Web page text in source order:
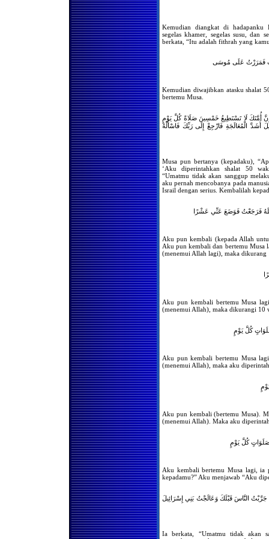
Shalat Jama'ah
Jika seorang musafir masuk
masjid di saat orang sedang
shalat jama'ah Isya' dan ia
belum shalat maghrib.
Bolehkah bagi kaum wanita
untuk berkunjung ke rumah
orang yang sedang terkena
musibah kematian,
kemudian melakukan shalat
jenazah berjama'ah dirumah
tersebut ?
Apabila seseorang tidak
melakukan shalat fardlu
selama 3 tahun tanpa uzur,
kemudian bertaubat , apakah
dia harus mengqodha shalat
tersebut ?
Apabila suatu jama'ah
melakukan shalat tidak
menghadap qiblah,
bagaimanakah hukumnya ?
Membangunkan Tamu
Untuk Shalat Shubuh
Doa-Doa Menjelang Azan
Shubuh
Bacaan Sebelum Imam Naik
Mimbar Pada Hari Jum'at
Shalat Tasbih
Hukum Wirid Secara
Jama'ah/Bersama-sama
Setelah Setiap Shalat Fardhu
Hukum Meninggalkan
Shalat Karena Sakit
Jika Telah Suci Saat Shalat
Ashar atau Isya, Apakah
Wajib Melaksanakan Shalat
Zhuhur dan Maghrib
Jika Wanita Mendapatkan
Kesuciannya di waktu Ashar
Apakah Ia Harus
Melaksanakan Shalat Zhuhur
Mendapatkan Haidh
Beberapa Saat Setelah Masuk
Waktu Shalat, Wajibkah
Mengqadha Shalat Tersebut
Setelah Suci
Urutan Shalat yang Diqadha
Seorang Wanita
Mendapatkan Kesuciannya
Beberapa Saat Sebelum
Terbenamnya Matahari,
Wajibkah Ia Melaksanakan
Shalat Zhuhur dan Ashar?
Keutamaan Shaf Wanita
Dalam Shalat Berjama'ah
Berkumpulnya Wanita Untuk
Shalat Tarawih
Bolehkah Seorang Wanita
Shalat Sendiri dibelakang
Shaf
Bolehkah kaum Wanita
Kemudian diangkat di hadapanku
segelas khamer, segelas susu, dan
berkata, “Itu adalah fithrah yang
فَمَرَرْتُ عَلَى مُوسَى
Kemudian diwajibkan atasku shalat
bertemu Musa.
أُمَّتَكَ لَا تَسْتَطِيعُ خَمْسِينَ صَلَاةً كُلَّ يَوْمٍ
أَشَدَّ الْمُعَالَجَةِ فَارْجِعْ إِلَى رَبِّكَ فَاسْأَلْهُ
Musa pun bertanya (kepadaku),
‘Aku diperintahkan shalat 50
“Umatmu tidak akan sanggup
aku pernah mencobanya pada
Israil dengan serius. Kembalilah
فَرَجَعْتُ فَوَضَعَ عَنِّي عَشْرًا
Aku pun kembali (kepada Allah
Aku pun kembali dan bertemu Musa
(menemui Allah lagi), maka dikurang
Aku pun kembali bertemu Musa
(menemui Allah), maka dikurangi 10
كُلَّ يَوْمٍ
Aku pun kembali bertemu Musa
(menemui Allah), maka aku
Aku pun kembali (bertemu Musa).
(menemui Allah). Maka aku
كُلَّ يَوْمٍ
Aku kembali bertemu Musa lagi, ia
kepadamu?” Aku menjawab “Aku
النَّاسَ قَبْلَكَ وَعَالَجْتُ بَنِي إِسْرَائِيلَ
Ia berkata, “Umatmu tidak akan